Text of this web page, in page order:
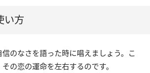
い方
のなさを語った時に唱えましょう。こ
の恋の運命を左右するのです。